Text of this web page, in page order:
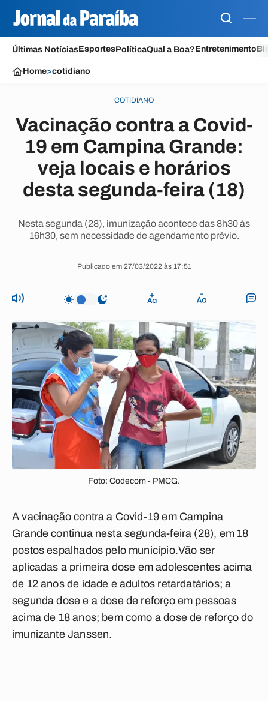
Últimas NotíciasEsportesPolíticaQual a Boa?Entretenimento
Home>cotidiano
COTIDIANO
Vacinação contra a Covid-
19 em Campina Grande:
veja locais e horários
desta segunda-feira (18)
Nesta segunda (28), imunização acontece das 8h30 às
16h30, sem necessidade de agendamento prévio.
Publicado em 27/03/2022 às 17:51
Foto: Codecom - PMCG.
A vacinação contra a Covid-19 em Campina
Grande continua nesta segunda-feira (28), em 18
postos espalhados pelo município.Vão ser
aplicadas a primeira dose em adolescentes acima
de 12 anos de idade e adultos retardatários; a
segunda dose e a dose de reforço em pessoas
acima de 18 anos; bem como a dose de reforço do
imunizante Janssen.